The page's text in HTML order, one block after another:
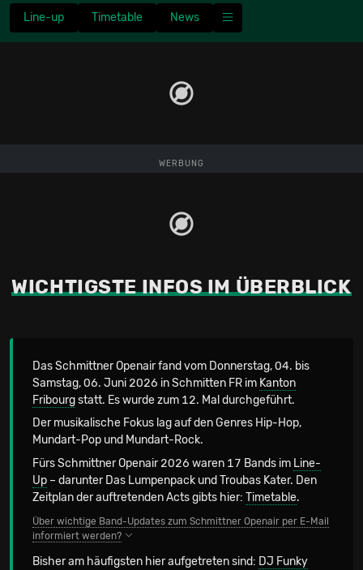
Line-up Timetable News
WERBUNG
WICHTIGSTE INFOS IM ÜBERBLICK
Das Schmittner Openair fand vom Donnerstag, 04. bis
Samstag, 06. Juni 2026 in Schmitten FR im Kanton
Fribourgstatt. Es wurde zum 12. Mal durchgeführt.
Der musikalische Fokus lag auf den Genres Hip-Hop,
Mundart-Pop und Mundart-Rock.
Fürs Schmittner Openair 2026 waren 17 Bands im Line-
Up – darunter Das Lumpenpack und Troubas Kater. Den
Zeitplan der auftretenden Acts gibts hier: Timetable.
Über wichtige Band-Updates zum Schmittner Openair per E-Mail
informiert werden?
Bisher am häufigsten hier aufgetreten sind: DJ Funky